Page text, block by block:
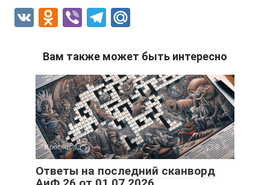
V
O
n
o
kl
a
ss
ni
ki
Vi
er
T
e
gr
a
m
.R
u
Вам также может быть интересно
Кроссворд 0
Ответы на последний сканворд